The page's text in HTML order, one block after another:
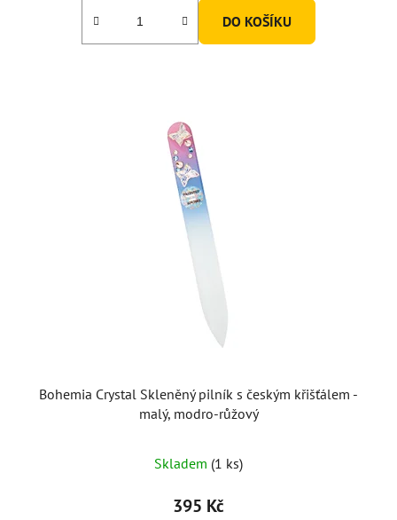
5,0
DO KOŠÍKU
Bohemia Crystal Skleněný pilník s českým křišťálem -
malý, modro-růžový
Skladem (1 ks)
395 Kč